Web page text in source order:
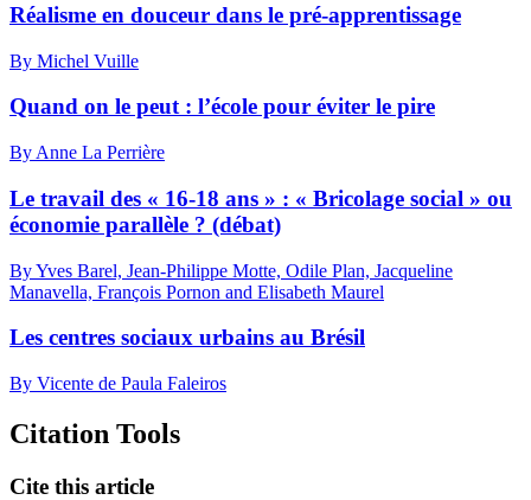
Réalisme en douceur dans le pré-apprentissage
By Michel Vuille
Quand on le peut : l’école pour éviter le pire
By Anne La Perrière
Le travail des « 16-18 ans » : « Bricolage social » ou
économie parallèle ? (débat)
By Yves Barel, Jean-Philippe Motte, Odile Plan, Jacqueline
Manavella, François Pornon and Elisabeth Maurel
Les centres sociaux urbains au Brésil
By Vicente de Paula Faleiros
Citation Tools
Cite this article